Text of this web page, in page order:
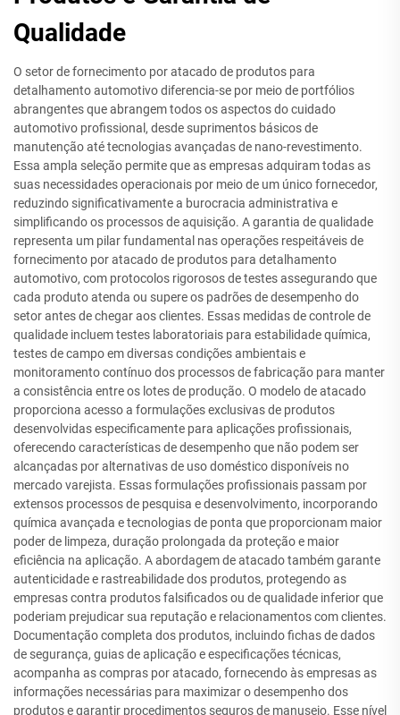
Qualidade
O setor de fornecimento por atacado de produtos para
detalhamento automotivo diferencia-se por meio de portfólios
abrangentes que abrangem todos os aspectos do cuidado
automotivo profissional, desde suprimentos básicos de
manutenção até tecnologias avançadas de nano-revestimento.
Essa ampla seleção permite que as empresas adquiram todas as
suas necessidades operacionais por meio de um único fornecedor,
reduzindo significativamente a burocracia administrativa e
simplificando os processos de aquisição. A garantia de qualidade
representa um pilar fundamental nas operações respeitáveis de
fornecimento por atacado de produtos para detalhamento
automotivo, com protocolos rigorosos de testes assegurando que
cada produto atenda ou supere os padrões de desempenho do
setor antes de chegar aos clientes. Essas medidas de controle de
qualidade incluem testes laboratoriais para estabilidade química,
testes de campo em diversas condições ambientais e
monitoramento contínuo dos processos de fabricação para manter
a consistência entre os lotes de produção. O modelo de atacado
proporciona acesso a formulações exclusivas de produtos
desenvolvidas especificamente para aplicações profissionais,
oferecendo características de desempenho que não podem ser
alcançadas por alternativas de uso doméstico disponíveis no
mercado varejista. Essas formulações profissionais passam por
extensos processos de pesquisa e desenvolvimento, incorporando
química avançada e tecnologias de ponta que proporcionam maior
poder de limpeza, duração prolongada da proteção e maior
eficiência na aplicação. A abordagem de atacado também garante
autenticidade e rastreabilidade dos produtos, protegendo as
empresas contra produtos falsificados ou de qualidade inferior que
poderiam prejudicar sua reputação e relacionamentos com clientes.
Documentação completa dos produtos, incluindo fichas de dados
de segurança, guias de aplicação e especificações técnicas,
acompanha as compras por atacado, fornecendo às empresas as
informações necessárias para maximizar o desempenho dos
produtos e garantir procedimentos seguros de manuseio. Esse nível